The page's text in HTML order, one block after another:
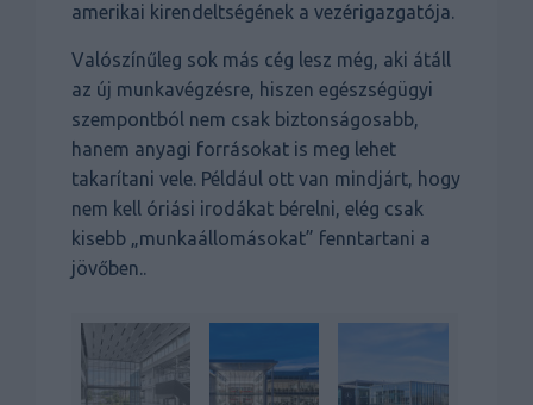
amerikai kirendeltségének a vezérigazgatója.
Valószínűleg sok más cég lesz még, aki átáll
az új munkavégzésre, hiszen egészségügyi
szempontból nem csak biztonságosabb,
hanem anyagi forrásokat is meg lehet
takarítani vele. Például ott van mindjárt, hogy
nem kell óriási irodákat bérelni, elég csak
kisebb „munkaállomásokat” fenntartani a
jövőben..